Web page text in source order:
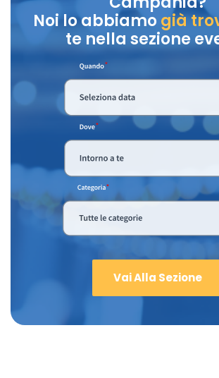
Noi lo abbiamo già
te nella sezione
Vai Alla Sezione